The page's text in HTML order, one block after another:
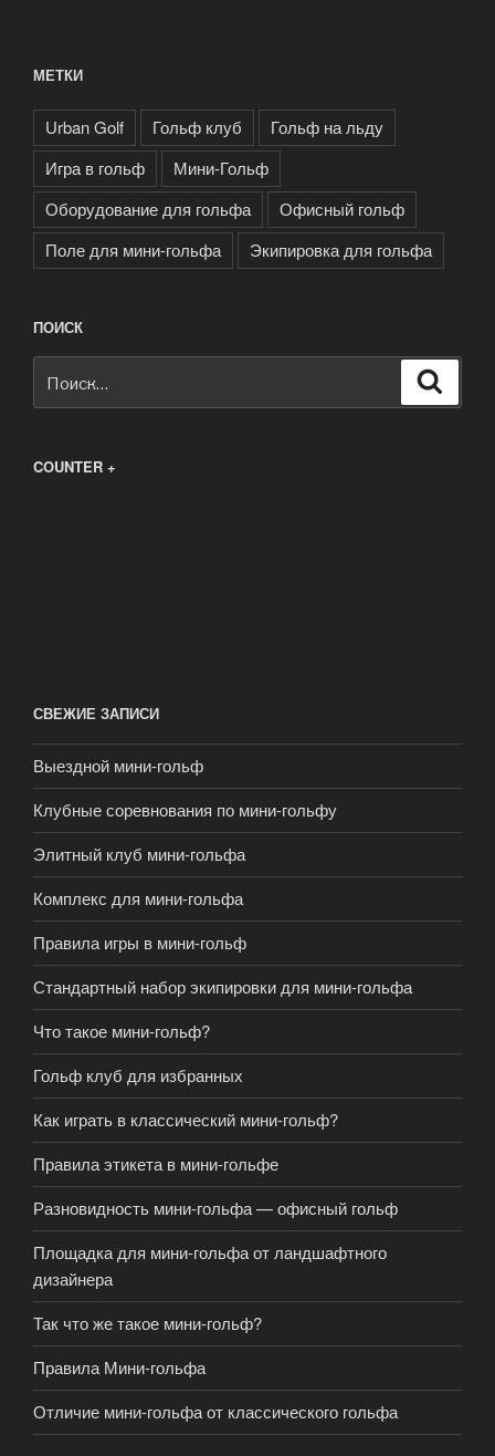
МЕТКИ
Urban Golf Гольф клуб
Гольф на льду
Игра в гольф
Мини-Гольф
Оборудование для гольфа
Офисный гольф
Поле для мини-гольфа
Экипировка для гольфа
ПОИСК
COUNTER +
СВЕЖИЕ ЗАПИСИ
Выездной мини-гольф
Клубные соревнования по мини-гольфу
Элитный клуб мини-гольфа
Комплекс для мини-гольфа
Правила игры в мини-гольф
Стандартный набор экипировки для мини-гольфа
Что такое мини-гольф?
Гольф клуб для избранных
Как играть в классический мини-гольф?
Правила этикета в мини-гольфе
Разновидность мини-гольфа — офисный гольф
Площадка для мини-гольфа от ландшафтного
дизайнера
Так что же такое мини-гольф?
Правила Мини-гольфа
Отличие мини-гольфа от классического гольфа